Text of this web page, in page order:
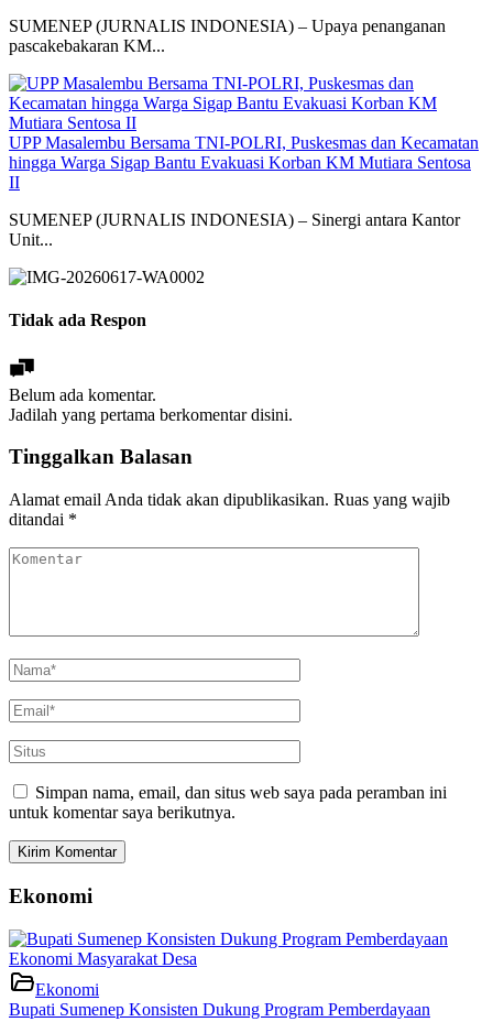
SUMENEP (JURNALIS INDONESIA) – Upaya penanganan
pascakebakaran KM...
UPP Masalembu Bersama TNI-POLRI, Puskesmas dan Kecamatan
hingga Warga Sigap Bantu Evakuasi Korban KM Mutiara Sentosa
II
SUMENEP (JURNALIS INDONESIA) – Sinergi antara Kantor
Unit...
Tidak ada Respon
Belum ada komentar.
Jadilah yang pertama berkomentar disini.
Tinggalkan Balasan
Alamat email Anda tidak akan dipublikasikan. Ruas yang wajib
ditandai *
Simpan nama, email, dan situs web saya pada peramban ini
untuk komentar saya berikutnya.
Ekonomi
Ekonomi
Bupati Sumenep Konsisten Dukung Program Pemberdayaan